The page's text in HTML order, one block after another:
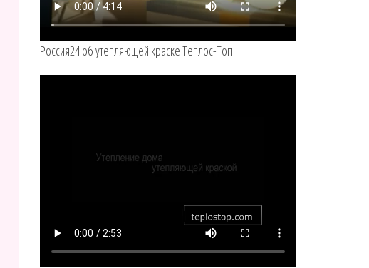
Россия24 об утепляющей краске Теплос-Топ